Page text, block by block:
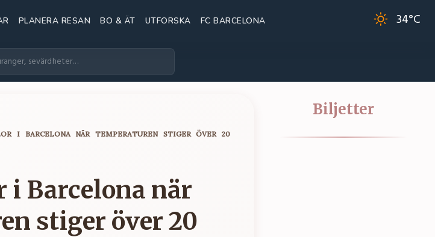
PLANERA RESAN BO & ÄT UTFORSKA FC BARCELONA 34°C
I BARCELONA NÄR TEMPERATUREN STIGER ÖVER 20
i Barcelona när
stiger över 20
Biljetter